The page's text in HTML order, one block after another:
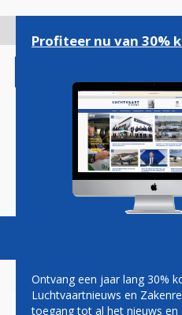
gaan
Magazine
Profiteer nu van 30%
Ontvang een jaar lang 30%
Luchtvaartnieuws en
toegang tot al het nieuws en